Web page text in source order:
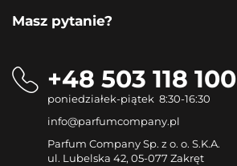
Masz pytanie?
+48 503 118 100
poniedziałek-piątek 8:30-16:30
info@parfumcompany.pl
Parfum Company Sp. z o. o. S.K.A.
ul. Lubelska 42, 05-077 Zakręt